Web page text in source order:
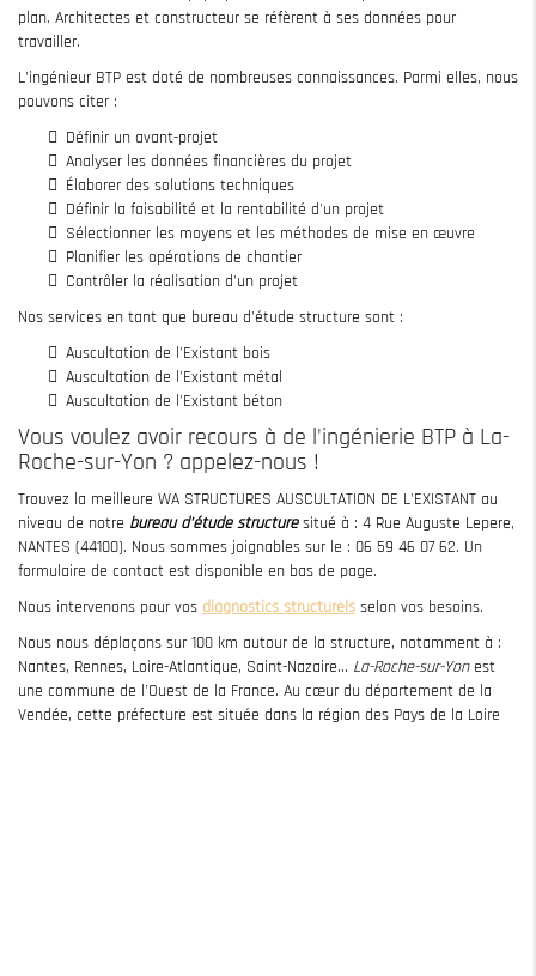
plan. Architectes et constructeur se réfèrent à ses données pour
travailler.
L'ingénieur BTP est doté de nombreuses connaissances. Parmi elles, nous
pouvons citer :
Définir un avant-projet
Analyser les données financières du projet
Élaborer des solutions techniques
Définir la faisabilité et la rentabilité d'un projet
Sélectionner les moyens et les méthodes de mise en œuvre
Planifier les opérations de chantier
Contrôler la réalisation d'un projet
Nos services en tant que bureau d'étude structure sont :
Auscultation de l'Existant bois
Auscultation de l'Existant métal
Auscultation de l'Existant béton
Vous voulez avoir recours à de l'ingénierie BTP à La-
Roche-sur-Yon ? appelez-nous !
Trouvez la meilleure WA STRUCTURES AUSCULTATION DE L'EXISTANT au
niveau de notre bureau d'étude structuresitué à : 4 Rue Auguste Lepere,
NANTES (44100). Nous sommes joignables sur le : 06 59 46 07 62. Un
formulaire de contact est disponible en bas de page.
Nous intervenons pour vos diagnostics structurels selon vos besoins.
Nous nous déplaçons sur 100 km autour de la structure, notamment à :
Nantes, Rennes, Loire-Atlantique, Saint-Nazaire... La-Roche-sur-Yonest
une commune de l'Ouest de la France. Au cœur du département de la
Vendée, cette préfecture est située dans la région des Pays de la Loire